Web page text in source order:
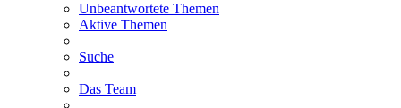
Unbeantwortete Themen
Aktive Themen
Suche
Das Team